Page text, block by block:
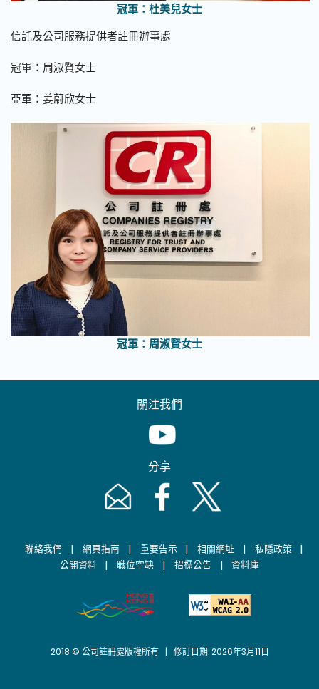
冠軍：杜美兒女士
信託及公司服務提供者註冊辦事處
冠軍：周淑賢女士
亞軍：姜蔚欣女士
冠軍：周淑賢女士
關注我們
Youtube [This link will pop up in
分享
Email [This link will pop up in a new
Facebook [This link will pop up
Twitter [This link will
聯絡我們 | 網頁指南 | 重要告示 | 相關網址 | 私隱政策 |
公開資料 | 職位空缺 | 招標公告 | 資料庫
2018 © 公司註冊處版權所有 | 修訂日期: 2026年3月11日